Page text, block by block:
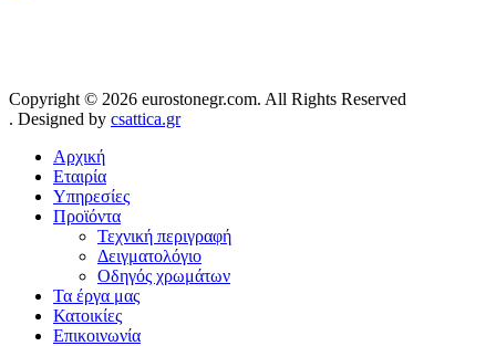
Copyright © 2026 eurostonegr.com. All Rights Reserved
. Designed by csattica.gr
Αρχική
Εταιρία
Υπηρεσίες
Προϊόντα
Τεχνική περιγραφή
Δειγματολόγιο
Οδηγός χρωμάτων
Τα έργα μας
Κατοικίες
Επικοινωνία